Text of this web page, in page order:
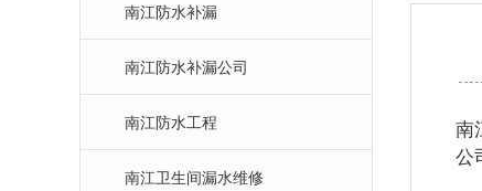
南
公
南江防水补漏
南江防水补漏公司
南江防水工程
南江卫生间漏水维修